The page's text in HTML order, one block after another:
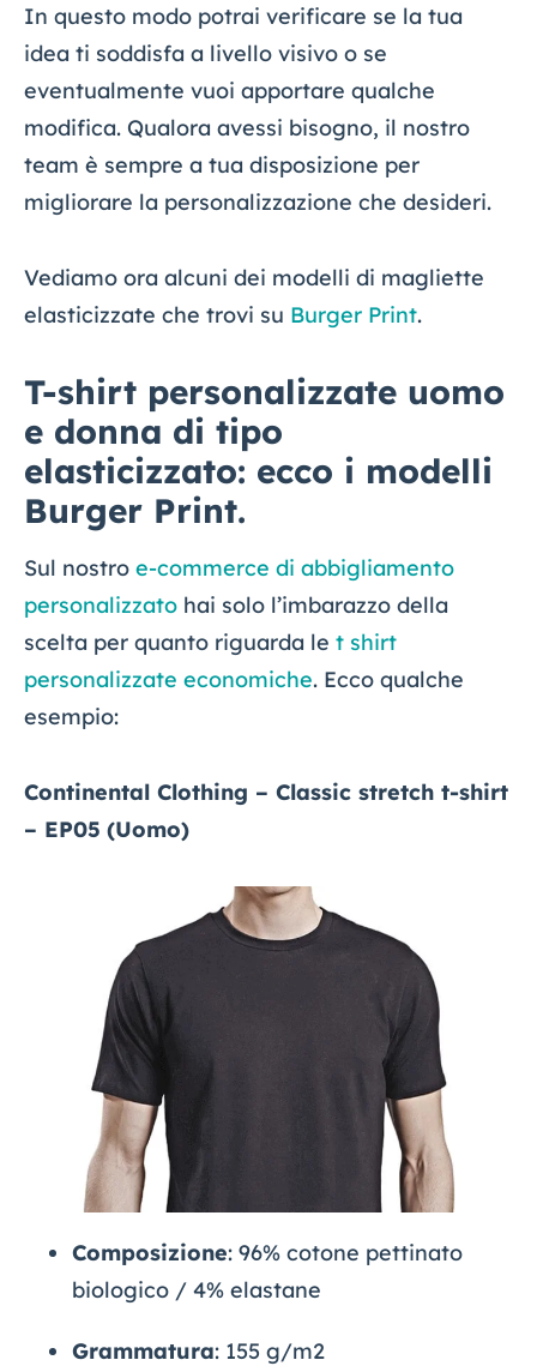
In questo modo potrai verificare se la tua
idea ti soddisfa a livello visivo o se
eventualmente vuoi apportare qualche
modifica. Qualora avessi bisogno, il nostro
team è sempre a tua disposizione per
migliorare la personalizzazione che desideri.
Vediamo ora alcuni dei modelli di magliette
elasticizzate che trovi su Burger Print.
T-shirt personalizzate uomo
e donna di tipo
elasticizzato: ecco i modelli
Burger Print.
Sul nostro e-commerce di abbigliamento
personalizzato hai solo l’imbarazzo della
scelta per quanto riguarda le t shirt
personalizzate economiche. Ecco qualche
esempio:
Continental Clothing – Classic stretch t-shirt
– EP05 (Uomo)
Composizione: 96% cotone pettinato
biologico / 4% elastane
Grammatura: 155 g/m2